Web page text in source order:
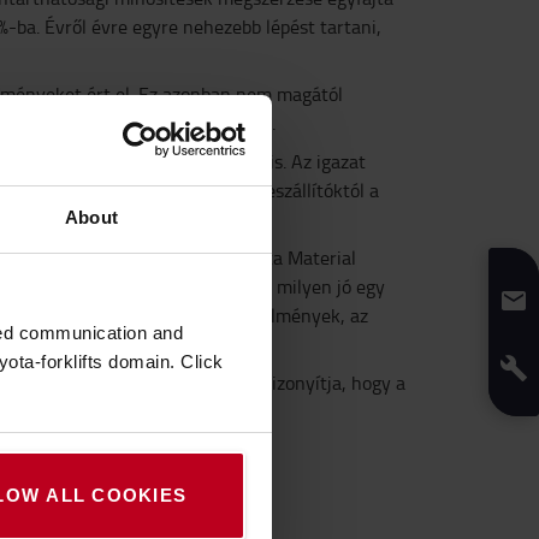
About
communication and
forklifts domain. Click
ALL COOKIES
ba. Évről évre egyre nehezebb lépést tartani,
ért el. Ez azonban nem magától
fenntarthatósági felelős.
elvárásait, hanem az ügyfelek is. Az igazat
gyakorolt üzleti hatását. A beszállítóktól a
José Maria Gener, a Toyota Material
szállni, és elgondolkodni azon, milyen jó egy
és egészséges munkakörülmények, az
alapuló elismerése is azt bizonyítja, hogy a